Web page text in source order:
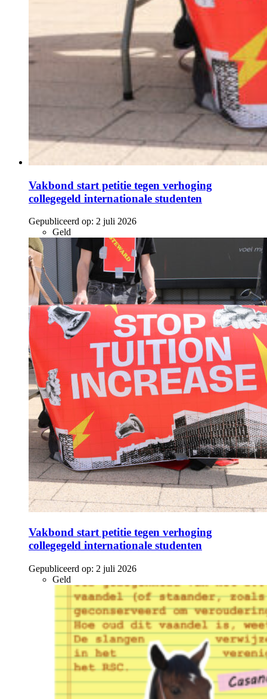
Vakbond start petitie tegen verhoging
collegegeld internationale studenten
Gepubliceerd op: 2 juli 2026
Geld
Vakbond start petitie tegen verhoging
collegegeld internationale studenten
Gepubliceerd op: 2 juli 2026
Geld